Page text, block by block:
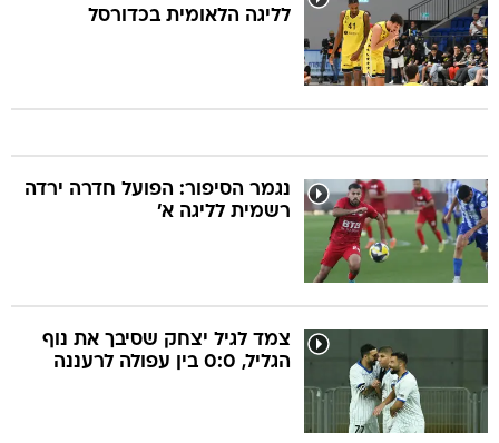
לליגה הלאומית בכדורסל
נגמר הסיפור: הפועל חדרה ירדה
רשמית לליגה א'
צמד לגיל יצחק שסיבך את נוף
הגליל, 0:0 בין עפולה לרעננה